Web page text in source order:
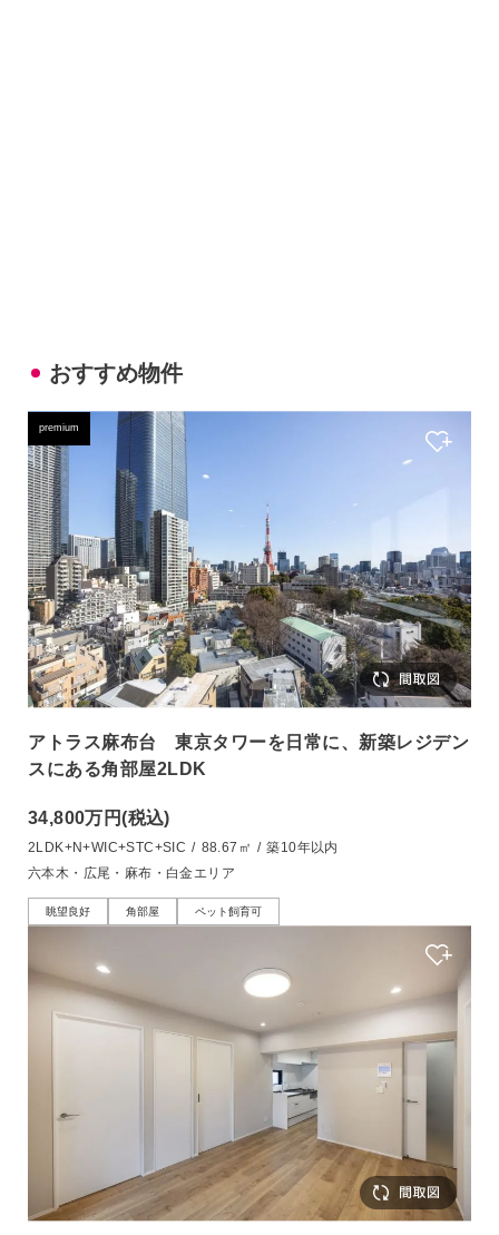
おすすめ物件
premium
アトラス麻布台 東京タワーを日常に、新築レジデン
スにある角部屋2LDK
34,800万円(税込)
2LDK+N+WIC+STC+SIC / 88.67㎡ / 築10年以内
六本木・広尾・麻布・白金エリア
眺望良好 角部屋 ペット飼育可